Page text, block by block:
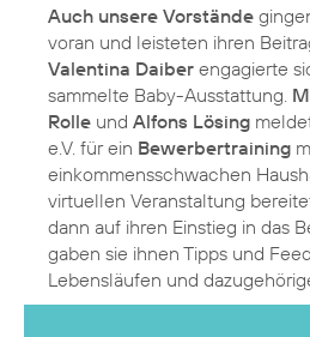
Auch unsere Vorstände
voran und leisteten ihren
Valentina Daiber engagierte
sammelte Baby-Ausstattung.
Rolle und Alfons Lösing
e.V. für ein Bewerbertraining
einkommensschwachen
virtuellen Veranstaltung
dann auf ihren Einstieg in das
gaben sie ihnen Tipps und
Lebensläufen und